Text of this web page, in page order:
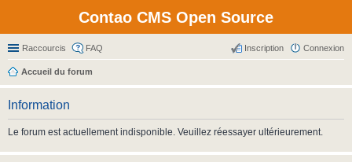
Contao CMS Open Source
Raccourcis FAQ Connexion
Inscription
Accueil du forum
Information
Le forum est actuellement indisponible. Veuillez réessayer ultérieurement.